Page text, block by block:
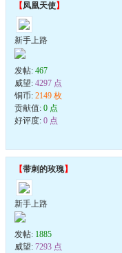
【凤凰天使】
新手上路
发帖: 467
威望: 4297 点
铜币: 2149 枚
贡献值: 0 点
好评度: 0 点
【带刺的玫瑰】
新手上路
发帖: 1885
威望: 7293 点